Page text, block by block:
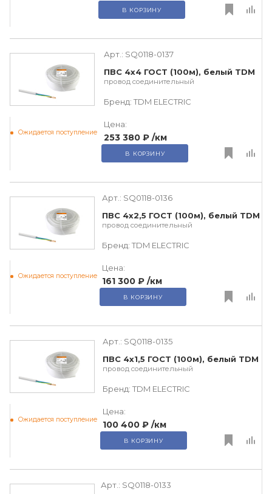
В КОРЗИНУ
Арт.: SQ0118-0137
ПВС 4х4 ГОСТ (100м), белый TDM
провод соединительный
Бренд:TDM ЕLECTRIC
Ожидается поступление
Цена:
253 380 ₽ /км
В КОРЗИНУ
Арт.: SQ0118-0136
ПВС 4х2,5 ГОСТ (100м), белый TDM
провод соединительный
Бренд: TDM ЕLECTRIC
Ожидается поступление
Цена:
161 300 ₽ /км
В КОРЗИНУ
Арт.: SQ0118-0135
ПВС 4х1,5 ГОСТ (100м), белый TDM
провод соединительный
Бренд: TDM ЕLECTRIC
Ожидается поступление
Цена:
100 400 ₽ /км
В КОРЗИНУ
Арт.: SQ0118-0133